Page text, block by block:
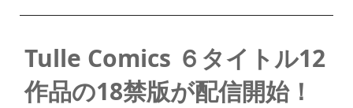
Tulle Comics ６タイトル12
作品の18禁版が配信開始！